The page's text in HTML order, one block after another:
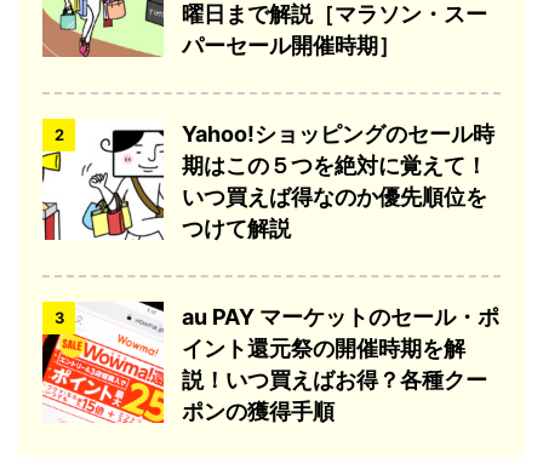
曜日まで解説［マラソン・スー
パーセール開催時期］
2
Yahoo!ショッピングのセール時
期はこの５つを絶対に覚えて！
いつ買えば得なのか優先順位を
つけて解説
3
au PAY マーケットのセール・ポ
イント還元祭の開催時期を解
説！いつ買えばお得？各種クー
ポンの獲得手順